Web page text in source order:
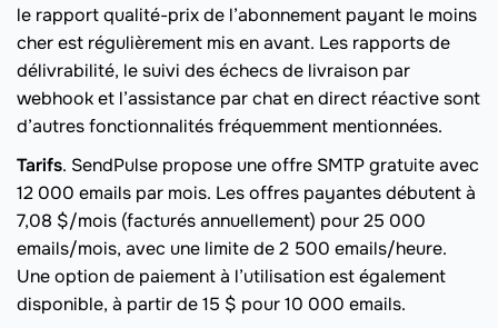
le rapport qualité-prix de l’abonnement payant le moins
cher est régulièrement mis en avant. Les rapports de
délivrabilité, le suivi des échecs de livraison par
webhook et l’assistance par chat en direct réactive sont
d’autres fonctionnalités fréquemment mentionnées.
Tarifs. SendPulse propose une offre SMTP gratuite avec
12 000 emails par mois. Les offres payantes débutent à
7,08 $/mois (facturés annuellement) pour 25 000
emails/mois, avec une limite de 2 500 emails/heure.
Une option de paiement à l’utilisation est également
disponible, à partir de 15 $ pour 10 000 emails.